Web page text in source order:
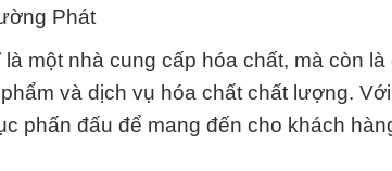
Phát
một nhà cung cấp hóa chất, mà còn
và dịch vụ hóa chất chất lượng.
phấn đấu để mang đến cho khách